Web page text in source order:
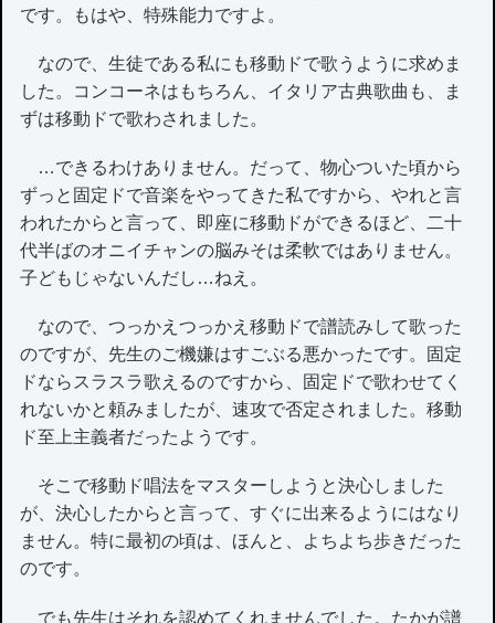
です。もはや、特殊能力ですよ。
なので、生徒である私にも移動ドで歌うように求めま
した。コンコーネはもちろん、イタリア古典歌曲も、ま
ずは移動ドで歌わされました。
…できるわけありません。だって、物心ついた頃から
ずっと固定ドで音楽をやってきた私ですから、やれと言
われたからと言って、即座に移動ドができるほど、二十
代半ばのオニイチャンの脳みそは柔軟ではありません。
子どもじゃないんだし…ねえ。
なので、つっかえつっかえ移動ドで譜読みして歌った
のですが、先生のご機嫌はすごぶる悪かったです。固定
ドならスラスラ歌えるのですから、固定ドで歌わせてく
れないかと頼みましたが、速攻で否定されました。移動
ド至上主義者だったようです。
そこで移動ド唱法をマスターしようと決心しました
が、決心したからと言って、すぐに出来るようにはなり
ません。特に最初の頃は、ほんと、よちよち歩きだった
のです。
でも先生はそれを認めてくれませんでした。たかが譜